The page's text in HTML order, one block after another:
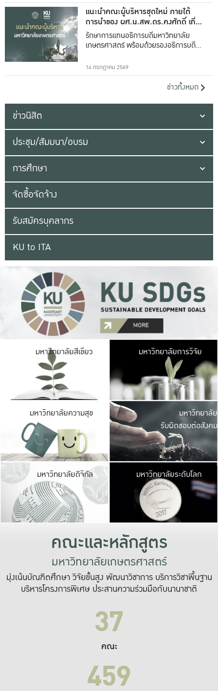
แนะนำคณะผู้บริหารชุดใหม่ ภายใต้
การนำของ ผศ.น.สพ.ดร.คงศักดิ์ เที่ยง
ธรรม
รักษาการแทนอธิการบดีมหาวิทยาลัย
เกษตรศาสตร์ พร้อมด้วยรองอธิการบดีทั้ง
14 กรกฎาคม 2569
ข่าวทั้งหมด
ข่าวนิสิต
ประชุม/สัมมนา/อบรม
การศึกษา
จัดซื้อจัดจ้าง
รับสมัครบุคลากร
KU to ITA
มหาวิทยาลัยสีเขียว มหาวิ
มีพื้นที่เขียวสดใส
เป็นป่าในเมือง เกษต
มหาวิทยาลัยการวิจัย
มหาวิทยาลัยความสุข มหาวิ
ค
เปิดประ
และพบเรื่องราวใ
มหาวิทยาลัย
รับผิดชอบต่อสังคม
มหาวิทยาลัยดิจิทัล มหาวิ
เปลี่ยนแปลง แล
เพื่อทำง
ระบบสารสนเทศ
มหาวิทยาลัยระดับโลก
คณะและหลักสูตร
มหาวิทยาลัยเกษตรศาสตร์
มุ่งเน้นบัณฑิตศึกษา วิจัยขั้นสูง พัฒนาวิชาการ บริการวิชาพื้นฐาน
บริหารโครงการพิเศษ ประสานความร่วมมือกับนานาชาติ
37
คณะ
459